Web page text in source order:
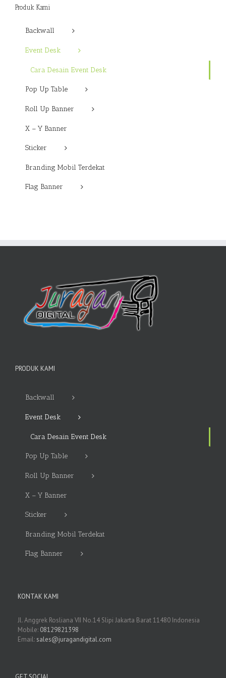
Produk Kami
Backwall
Event Desk
Cara Desain Event Desk
Pop Up Table
Roll Up Banner
X – Y Banner
Sticker
Branding Mobil Terdekat
Flag Banner
PRODUK KAMI
Backwall
Event Desk
Cara Desain Event Desk
Pop Up Table
Roll Up Banner
X – Y Banner
Sticker
Branding Mobil Terdekat
Flag Banner
KONTAK KAMI
Jl. Anggrek Rosliana VII No.14 Slipi Jakarta Barat 11480 Indonesia
Mobile: 08129821398
Email: sales@juragandigital.com